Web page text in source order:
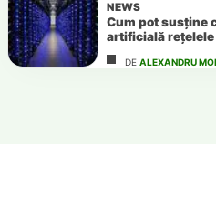
NEWS
Cum pot susține
artificială
DE ALEXANDRU